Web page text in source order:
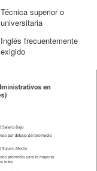
Técnica superior o
universitaria
Inglés frecuentemente
exigido